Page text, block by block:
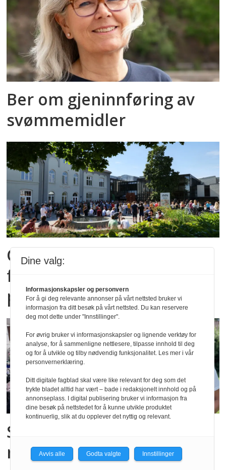
Ber om gjeninnføring av
svømmemidler
Opptakstallene er klare -
fortsatt tilgjengelige
plasser
Strømmet til barnehagen
med klær og utstyr etter
Dine valg:
Informasjonskapsler og personvern
For å gi deg relevante annonser på vårt nettsted bruker vi
informasjon fra ditt besøk på vårt nettsted. Du kan reservere
deg mot dette under "Innstillinger".
For øvrig bruker vi informasjonskapsler og lignende verktøy for
analyse, for å sammenligne nettlesere, tilpasse innhold til deg
og for å utvikle og tilby nødvendig funksjonalitet. Les mer i vår
personvernerklæring.
Ditt digitale fagblad skal være like relevant for deg som det
trykte bladet alltid har vært – bade i redaksjonelt innhold og på
annonseplass. I digital publisering bruker vi informasjon fra
dine besøk på nettstedet for å kunne utvikle produktet
kontinuerlig, slik at du opplever det nyttig og relevant.
Avvis alle Godta valgte Innstillinger